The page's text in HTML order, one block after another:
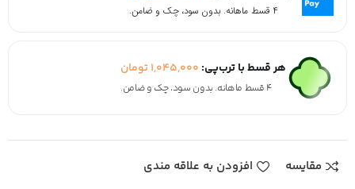
۴ قسط ماهانه. بدون سود، چک و ضامن.
هر قسط با ترب‌پی: 1,045,000تومان
۴ قسط ماهانه. بدون سود، چک و ضامن.
مقایسه افزودن به علاقه مندی